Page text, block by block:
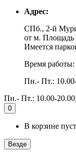
Адрес:
СПб., 2-й
от м.
Имеется
Время работы:
Пн.- Пт.:
Пн.- Пт.: 10.00-
0
В корзине
Везде